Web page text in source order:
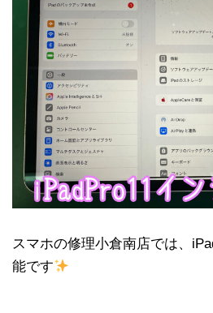
スマホの修理小倉南店では、
能です